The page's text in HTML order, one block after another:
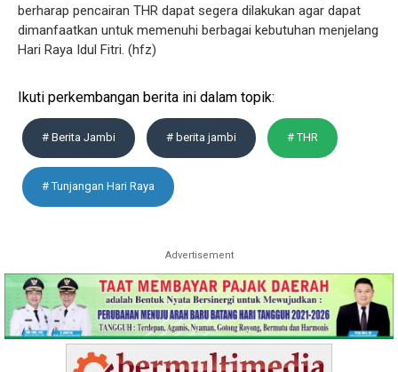
berharap pencairan THR dapat segera dilakukan agar dapat
dimanfaatkan untuk memenuhi berbagai kebutuhan menjelang
Hari Raya Idul Fitri. (hfz)
Ikuti perkembangan berita ini dalam topik:
# Berita Jambi # berita jambi # THR
# Tunjangan Hari Raya
Advertisement